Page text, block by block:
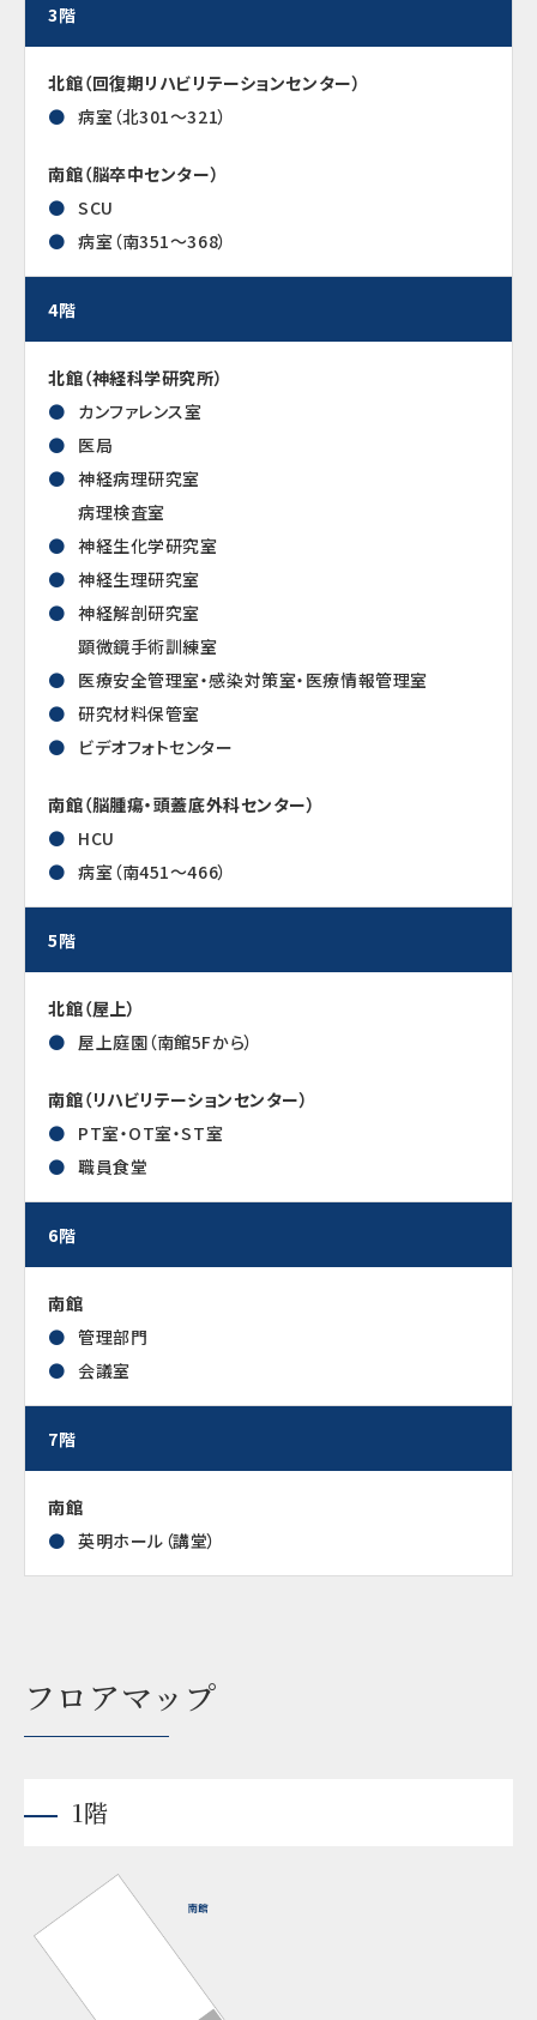
3階
北館（回復期リハビリテーションセンター）
病室（北301～321）
南館（脳卒中センター）
SCU
病室（南351～368）
4階
北館（神経科学研究所）
カンファレンス室
医局
神経病理研究室
病理検査室
神経生化学研究室
神経生理研究室
神経解剖研究室
顕微鏡手術訓練室
医療安全管理室・感染対策室・医療情報管理室
研究材料保管室
ビデオフォトセンター
南館（脳腫瘍・頭蓋底外科センター）
HCU
病室（南451～466）
5階
北館（屋上）
屋上庭園（南館5Fから）
南館（リハビリテーションセンター）
PT室・OT室・ST室
職員食堂
6階
南館
管理部門
会議室
7階
南館
英明ホール（講堂）
フロアマップ
1階